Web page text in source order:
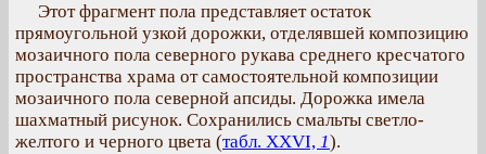
Этот фрагмент пола представляет остаток
прямоугольной узкой дорожки, отделявшей композицию
мозаичного пола северного рукава среднего кресчатого
пространства храма от самостоятельной композиции
мозаичного пола северной апсиды. Дорожка имела
шахматный рисунок. Сохранились смальты светло-
желтого и черного цвета (табл. XXVI, 1).